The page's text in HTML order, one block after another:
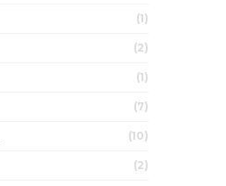
(1)
(2)
(1)
(7)
(10)
(2)